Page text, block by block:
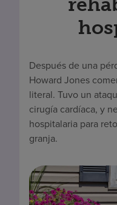
Después de una
Howard Jones
literal. Tuvo un
cirugía cardíaca, y
hospitalaria para
granja.